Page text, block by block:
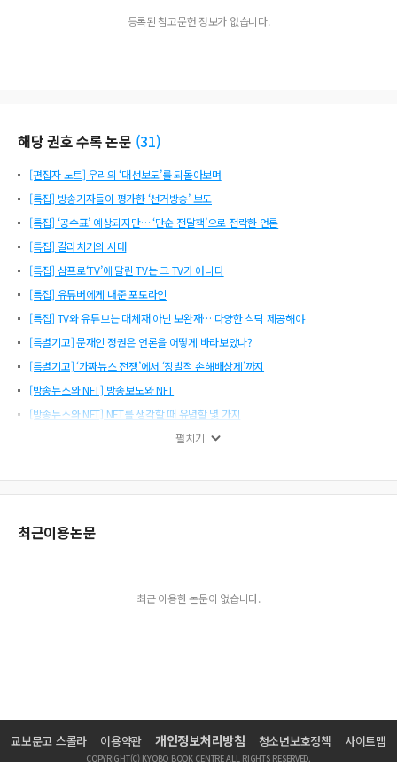
등록된 참고문헌 정보가 없습니다.
해당 권호 수록 논문 (31)
[편집자 노트] 우리의 ‘대선보도’를 되돌아보며
[특집] 방송기자들이 평가한 ‘선거방송’ 보도
[특집] ‘공수표’ 예상되지만… ‘단순 전달책’으로 전락한 언론
[특집] 갈라치기의 시대
[특집] 삼프로‘TV’에 달린 TV는 그 TV가 아니다
[특집] 유튜버에게 내준 포토라인
[특집] TV와 유튜브는 대체재 아닌 보완재… 다양한 식탁 제공해야
[특별기고] 문재인 정권은 언론을 어떻게 바라보았나?
[특별기고] ‘가짜뉴스 전쟁’에서 ‘징벌적 손해배상제’까지
[방송뉴스와 NFT] 방송보도와 NFT
[방송뉴스와 NFT] NFT를 생각할 때 유념할 몇 가지
[현장에서] 현장을 지키는 사람들
[기획보도 부문] 제159회 〈‘3D프린터와 암’ 2부작〉
심사평
연합회 소식
[만만한 릴레이] 코로나 시대의 금주 일지
펼치기
최근이용논문
최근 이용한 논문이 없습니다.
교보문고 스콜라 이용약관 개인정보처리방침 청소년보호정책 사이트맵
COPYRIGHT(C) KYOBO BOOK CENTRE ALL RIGHTS RESERVED.